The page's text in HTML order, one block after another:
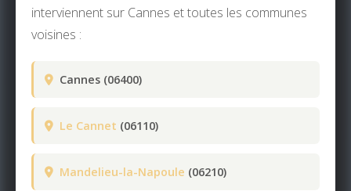
interviennent sur Cannes et toutes les communes
voisines :
Cannes (06400)
Le Cannet (06110)
Mandelieu-la-Napoule (06210)